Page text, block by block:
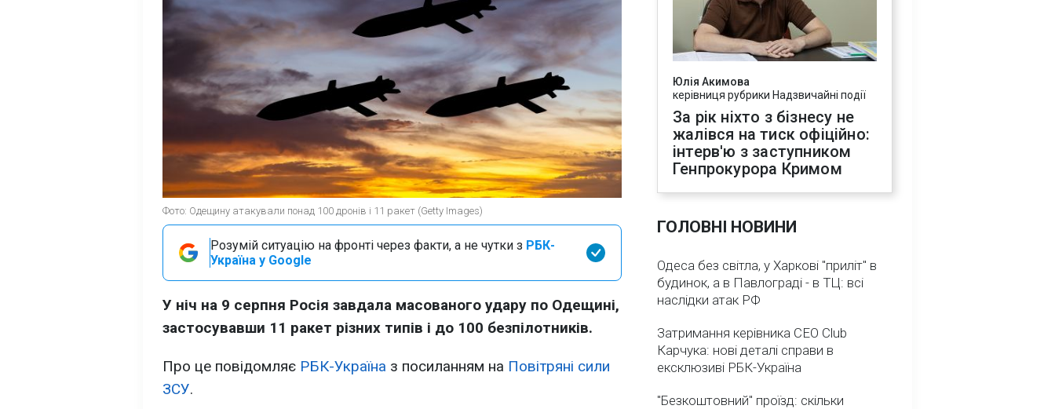
Фото: Одещину атакували понад 100 дронів і 11 ракет (Getty Images)
Розумій ситуацію на фронті через факти, а не чутки з РБК-
Україна у Google
У ніч на 9 серпня Росія завдала масованого удару по Одещині,
застосувавши 11 ракет різних типів і до 100 безпілотників.
Про це повідомляє РБК-Україна з посиланням на Повітряні сили
ЗСУ.
Юлія Акимова
керівниця рубрики Надзвичайні події
За рік ніхто з бізнесу не
жалівся на тиск офіційно:
інтерв'ю з заступником
Генпрокурора Кримом
ГОЛОВНІ НОВИНИ
Одеса без світла, у Харкові "приліт" в
будинок, а в Павлограді - в ТЦ: всі
наслідки атак РФ
Затримання керівника CEO Club
Карчука: нові деталі справи в
ексклюзиві РБК-Україна
"Безкоштовний" проїзд: скільки